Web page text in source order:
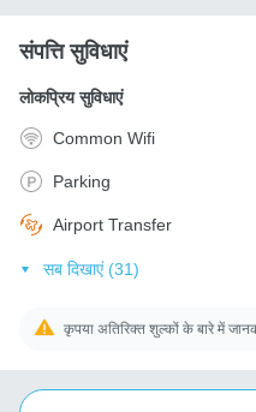
संपत्ति सुविधाएं
लोकप्रिय सुविधाएं
Common Wifi
Parking
Airport Transfer
सब दिखाएं (31)
कृपया अतिरिक्त शुल्कों के बारे में